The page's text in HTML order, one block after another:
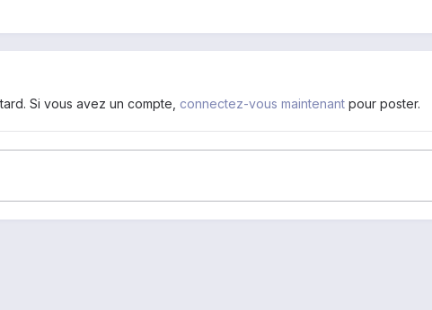
Si vous avez un compte, connectez-vous maintenant pour poster.